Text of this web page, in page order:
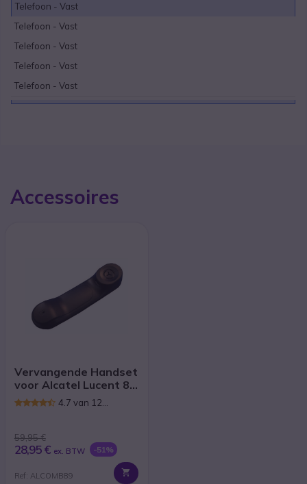
Telefoon - Vast
Telefoon - Vast
Telefoon - Vast
Telefoon - Vast
Telefoon - Vast
Accessoires
Vervangende Handset
voor Alcatel Lucent 8
en 9 Series4.7 van 12
59,95 €
28,95 € ex. BTW -51%
Ref: ALCOMB89